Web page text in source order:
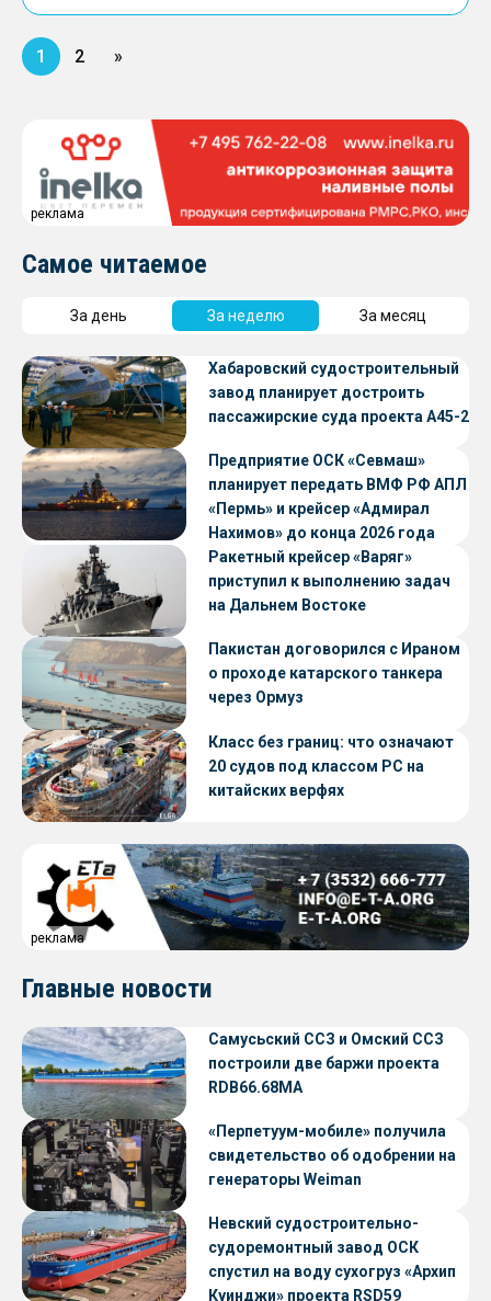
1 2 »
реклама
Самое читаемое
За день За неделю За месяц
Хабаровский судостроительный
завод планирует достроить
пассажирские суда проекта А45-2
Предприятие ОСК «Севмаш»
планирует передать ВМФ РФ АПЛ
«Пермь» и крейсер «Адмирал
Нахимов» до конца 2026 года
Ракетный крейсер «Варяг»
приступил к выполнению задач
на Дальнем Востоке
Пакистан договорился с Ираном
о проходе катарского танкера
через Ормуз
Класс без границ: что означают
20 судов под классом РС на
китайских верфях
реклама
Главные новости
Самусьский ССЗ и Омский ССЗ
построили две баржи проекта
RDB66.68МА
«Перпетуум-мобиле» получила
свидетельство об одобрении на
генераторы Weiman
Невский судостроительно-
судоремонтный завод ОСК
спустил на воду сухогруз «Архип
Куинджи» проекта RSD59